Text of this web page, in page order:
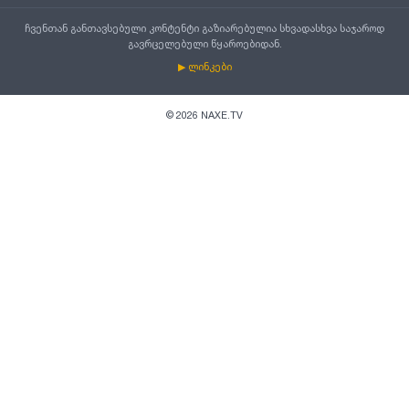
ჩვენთან განთავსებული კონტენტი გაზიარებულია სხვადასხვა საჯაროდ
გავრცელებული წყაროებიდან.
▶ ლინკები
© 2026 NAXE.TV